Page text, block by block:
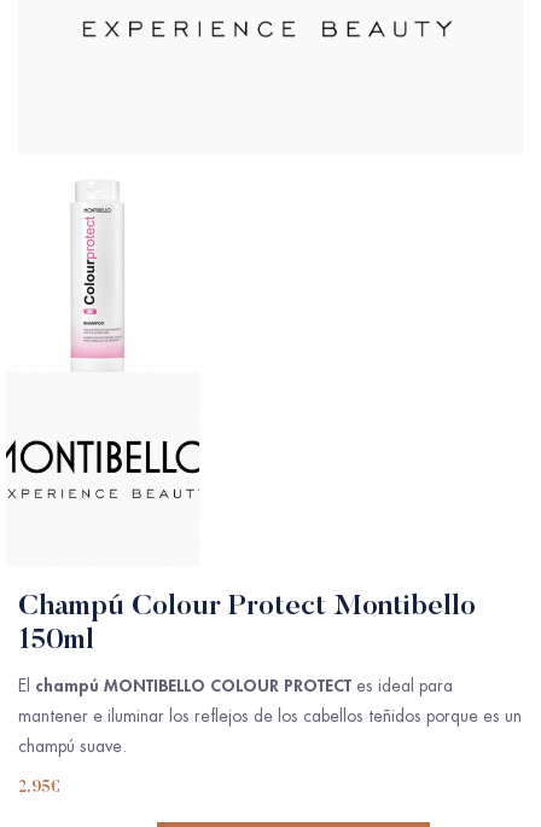
Champú Colour Protect Montibello
150ml
El champú MONTIBELLO COLOUR PROTECT es ideal para
mantener e iluminar los reflejos de los cabellos teñidos porque es un
champú suave.
2.95€